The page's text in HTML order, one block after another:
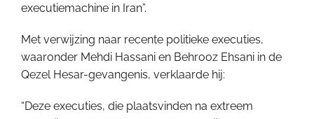
executiemachine in Iran”.
Met verwijzing naar recente politieke executies,
waaronder Mehdi Hassani en Behrooz Ehsani in de
Qezel Hesar-gevangenis, verklaarde hij:
“Deze executies, die plaatsvinden na extreem